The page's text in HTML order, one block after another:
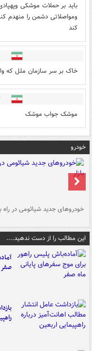
باید بر حملات موشکی
ومواصلاتی دشمن را منهدم
کند
خاک بر سر سازمان ملل که
موشک جواب موشک
خودرو
خودروهای جدید شیائومی در راه
این مطالب را از دست ندهید....
صفر